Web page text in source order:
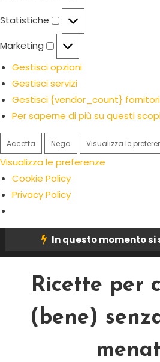
Statistiche Statistiche
Marketing Marketing
Gestisci opzioni
Gestisci servizi
Gestisci {vendor_count} fornitori
Per saperne di più su questi
Accetta Nega Visualizza le
Visualizza le preferenze
Cookie Policy
Privacy Policy
In questo momento
Ricette per
(bene)